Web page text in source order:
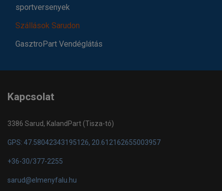
sportversenyek
Szállások Sarudon
GasztroPart Vendéglátás
Kapcsolat
3386 Sarud, KalandPart (Tisza-tó)
GPS: 47.58042343195126, 20.612162655003957
+36-30/377-2255
sarud@elmenyfalu.hu